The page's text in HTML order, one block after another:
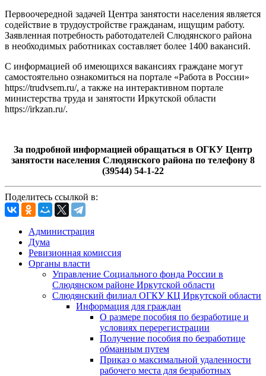
Первоочередной задачей Центра занятости населения является
содействие в трудоустройстве гражданам, ищущим работу.
Заявленная потребность работодателей Слюдянского района
в необходимых работниках составляет более 1400 вакансий.
С информацией об имеющихся вакансиях граждане могут
самостоятельно ознакомиться на портале «Работа в России»
https://trudvsem.ru/, а также на интерактивном портале
министерства труда и занятости Иркутской области
https://irkzan.ru/.
За подробной информацией обращаться в ОГКУ Центр
занятости населения Слюдянского района по телефону 8
(39544) 54-1-22
Поделитесь ссылкой в:
Администрация
Дума
Ревизионная комиссия
Органы власти
Управление Социального фонда России в
Слюдянском районе Иркутской области
Слюдянский филиал ОГКУ КЦ Иркутской области
Информация для граждан
О размере пособия по безработице и
условиях перерегистрации
Получение пособия по безработице
обманным путем
Приказ о максимальной удаленности
рабочего места для безработных